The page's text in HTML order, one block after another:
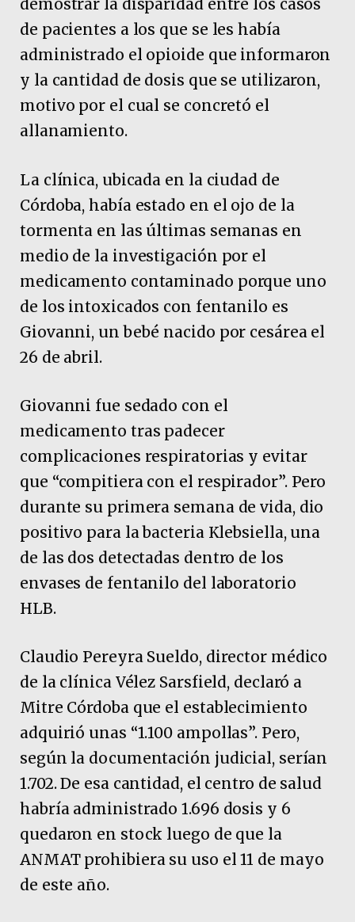
demostrar la disparidad entre los casos
de pacientes a los que se les había
administrado el opioide que informaron
y la cantidad de dosis que se utilizaron,
motivo por el cual se concretó el
allanamiento.
La clínica, ubicada en la ciudad de
Córdoba, había estado en el ojo de la
tormenta en las últimas semanas en
medio de la investigación por el
medicamento contaminado porque uno
de los intoxicados con fentanilo es
Giovanni, un bebé nacido por cesárea el
26 de abril.
Giovanni fue sedado con el
medicamento tras padecer
complicaciones respiratorias y evitar
que “compitiera con el respirador”. Pero
durante su primera semana de vida, dio
positivo para la bacteria Klebsiella, una
de las dos detectadas dentro de los
envases de fentanilo del laboratorio
HLB.
Claudio Pereyra Sueldo, director médico
de la clínica Vélez Sarsfield, declaró a
Mitre Córdoba que el establecimiento
adquirió unas “1.100 ampollas”. Pero,
según la documentación judicial, serían
1.702. De esa cantidad, el centro de salud
habría administrado 1.696 dosis y 6
quedaron en stock luego de que la
ANMAT prohibiera su uso el 11 de mayo
de este año.